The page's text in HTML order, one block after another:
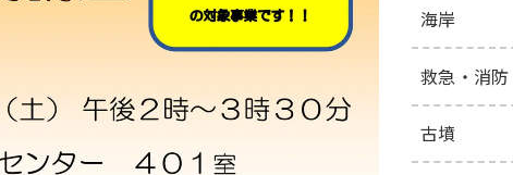
海岸
救急・消防
古墳